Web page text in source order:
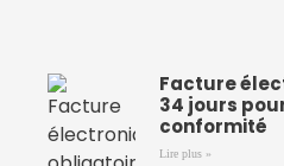
Facture
34 jours
conformité
Lire plus »